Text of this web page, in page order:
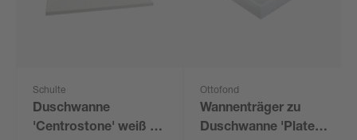
Schulte
Duschwanne
'Centrostone' weiß 80
Ottofond
Wannenträger zu
Duschwanne 'Plateau'